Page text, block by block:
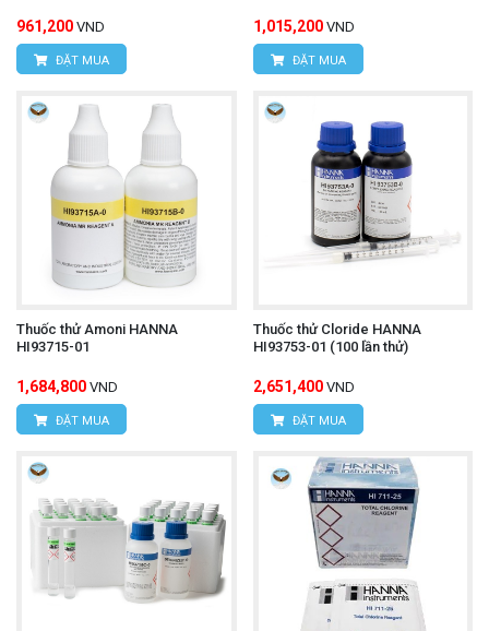
961,200 VND
ĐẶT MUA
1,015,200 VND
ĐẶT MUA
Thuốc thử Amoni HANNA
HI93715-01
1,684,800 VND
ĐẶT MUA
Thuốc thử Cloride HANNA
HI93753-01 (100 lần thử)
2,651,400 VND
ĐẶT MUA